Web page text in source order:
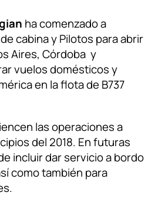
ha comenzado a
cabina y Pilotos para abrir
Aires, Córdoba y
vuelos domésticos y
en la flota de B737
las operaciones a
del 2018. En futuras
incluir dar servicio a bordo
como también para